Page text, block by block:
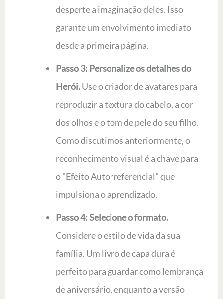
desperte a imaginação deles. Isso
garante um envolvimento imediato
desde a primeira página.
Passo 3: Personalize os detalhes do
Herói.Use o criador de avatares para
reproduzir a textura do cabelo, a cor
dos olhos e o tom de pele do seu filho.
Como discutimos anteriormente, o
reconhecimento visual é a chave para
o "Efeito Autorreferencial" que
impulsiona o aprendizado.
Passo 4: Selecione o formato.
Considere o estilo de vida da sua
família. Um livro de capa dura é
perfeito para guardar como lembrança
de aniversário, enquanto a versão